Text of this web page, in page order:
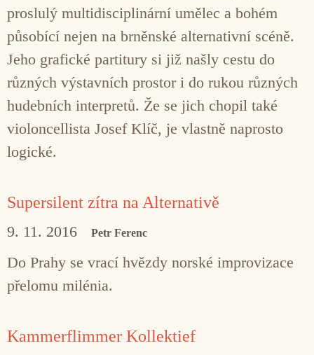
proslulý multidisciplinární umělec a bohém
působící nejen na brněnské alternativní scéně.
Jeho grafické partitury si již našly cestu do
různých výstavních prostor i do rukou různých
hudebních interpretů. Že se jich chopil také
violoncellista Josef Klíč, je vlastně naprosto
logické.
Supersilent zítra na Alternativě
9. 11. 2016 Petr Ferenc
Do Prahy se vrací hvězdy norské improvizace
přelomu milénia.
Kammerflimmer Kollektief